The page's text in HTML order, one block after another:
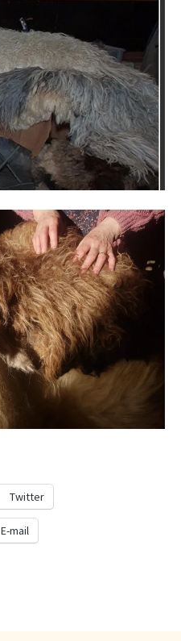
Twitter
E-mail